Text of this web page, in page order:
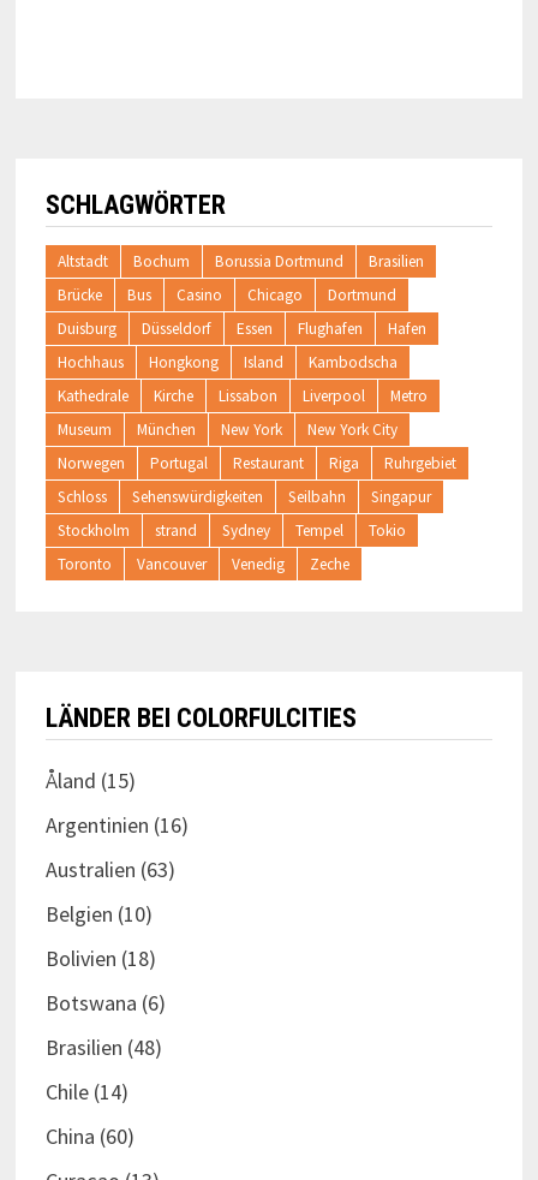
SCHLAGWÖRTER
Altstadt Bochum Borussia Dortmund
Brasilien
Brücke
Bus Casino Chicago
Dortmund
Duisburg
Düsseldorf Essen Flughafen
Hafen
Hochhaus
Hongkong Island
Kambodscha
Kathedrale
Kirche Lissabon Liverpool
Metro
Museum
München New York
New York City
Norwegen
Portugal Restaurant Riga
Ruhrgebiet
Schloss
Sehenswürdigkeiten Seilbahn
Singapur
Stockholm
strand Sydney Tempel
Tokio
Toronto
Vancouver Venedig Zeche
LÄNDER BEI COLORFULCITIES
Åland (15)
Argentinien (16)
Australien (63)
Belgien (10)
Bolivien (18)
Botswana (6)
Brasilien (48)
Chile(14)
China (60)